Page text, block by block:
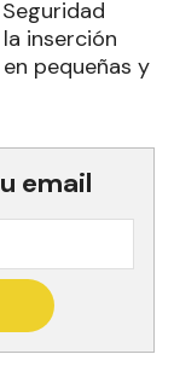
inserción
pequeñas y
email